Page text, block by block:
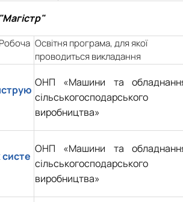
Робоча Освітня програма, для якої
проводиться викладання
ОНП «Машини та
сільськогосподарського
виробництва»
систе
ОНП «Машини та
сільськогосподарського
виробництва»